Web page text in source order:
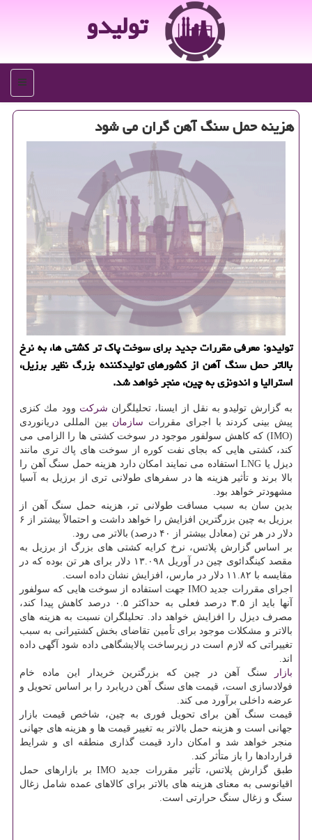
تولیدو
منو
هزینه حمل سنگ آهن گران می شود
تولیدو: معرفی مقررات جدید برای سوخت پاك تر كشتی ها، به نرخ
بالاتر حمل سنگ آهن از كشورهای تولیدكننده بزرگ نظیر برزیل،
استرالیا و اندونزی به چین، منجر خواهد شد.
به گزارش تولیدو به نقل از ایسنا، تحلیلگران شركت وود مك كنزی
پیش بینی كردند با اجرای مقررات سازمان بین المللی دریانوردی
(IMO) كه كاهش سولفور موجود در سوخت كشتی ها را الزامی می
كند، كشتی هایی كه بجای نفت كوره از سوخت های پاك تری مانند
دیزل یا LNG استفاده می نمایند امكان دارد هزینه حمل سنگ آهن را
بالا برند و تأثیر هزینه ها در سفرهای طولانی تری از برزیل به آسیا
مشهودتر خواهد بود.
بدین سان به سبب مسافت طولانی تر، هزینه حمل سنگ آهن از
برزیل به چین بزرگترین افزایش را خواهد داشت و احتمالاً بیشتر از ۶
دلار در هر تن (معادل بیشتر از ۴۰ درصد) بالاتر می رود.
بر اساس گزارش پلاتس، نرخ كرایه كشتی های بزرگ از برزیل به
مقصد كینگدائوی چین در آوریل ۱۳.۰۹۸ دلار برای هر تن بوده كه در
مقایسه با ۱۱.۸۲ دلار در مارس، افزایش نشان داده است.
اجرای مقررات جدید IMO جهت استفاده از سوخت هایی كه سولفور
آنها باید از ۳.۵ درصد فعلی به حداكثر ۰.۵ درصد كاهش پیدا كند،
مصرف دیزل را افزایش خواهد داد. تحلیلگران نسبت به هزینه های
بالاتر و مشكلات موجود برای تأمین تقاضای بخش كشتیرانی به سبب
تغییراتی كه لازم است در زیرساخت پالایشگاهی داده شود آگهی داده
اند.
بازار
سنگ آهن در چین كه بزرگترین خریدار این ماده خام
فولادسازی است، قیمت های سنگ آهن دریابرد را بر اساس تحویل و
عرضه داخلی برآورد می كند.
قیمت سنگ آهن برای تحویل فوری به چین، شاخص قیمت بازار
جهانی است و هزینه حمل بالاتر به تغییر قیمت ها و هزینه های جهانی
منجر خواهد شد و امكان دارد قیمت گذاری منطقه ای و شرایط
قراردادها را باز متأثر كند.
طبق گزارش پلاتس، تأثیر مقررات جدید IMO بر بازارهای حمل
اقیانوسی به معنای هزینه های بالاتر برای كالاهای عمده شامل زغال
سنگ و زغال سنگ حرارتی است.